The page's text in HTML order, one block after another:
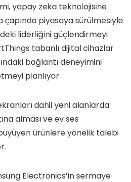
yapay zeka teknolojisine
çapında piyasaya sürülmesiyle
liderliğini güçlendirmeyi
tabanlı dijital cihazlar
bağlantı deneyimini
planlıyor.
dahil yeni alanlarda
alması ve ev ses
ürünlere yönelik talebi
Electronics’in sermaye